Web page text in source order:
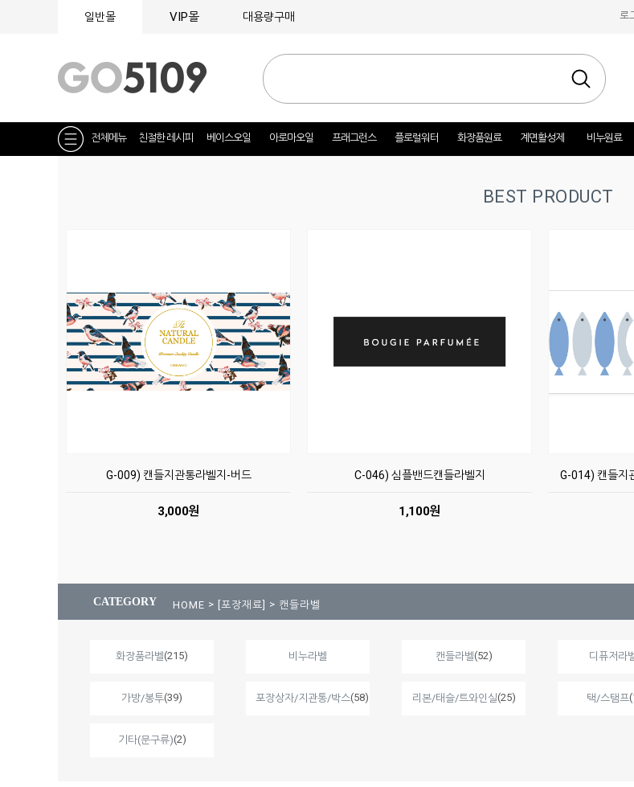
일반몰 VIP몰 대용량구매 로
전체메뉴 친절한 레시피 베이스오일 아로마오일 프래그런스 플로럴워터 화장품원료 계면활성제 비누원료
BEST PRODUCT
G-009) 캔들지관통라벨지-버드
3,000원
C-046) 심플밴드캔들라벨지
1,100원
G-014) 캔들지
CATEGORY HOME > [포장재료] > 캔들라벨
화장품라벨(215) 비누라벨 캔들라벨(52) 디퓨저라
가방/봉투(39) 포장상자/지관통/박스(58) 리본/태슬/트와인실(25) 택/스탬프
기타(문구류)(2)